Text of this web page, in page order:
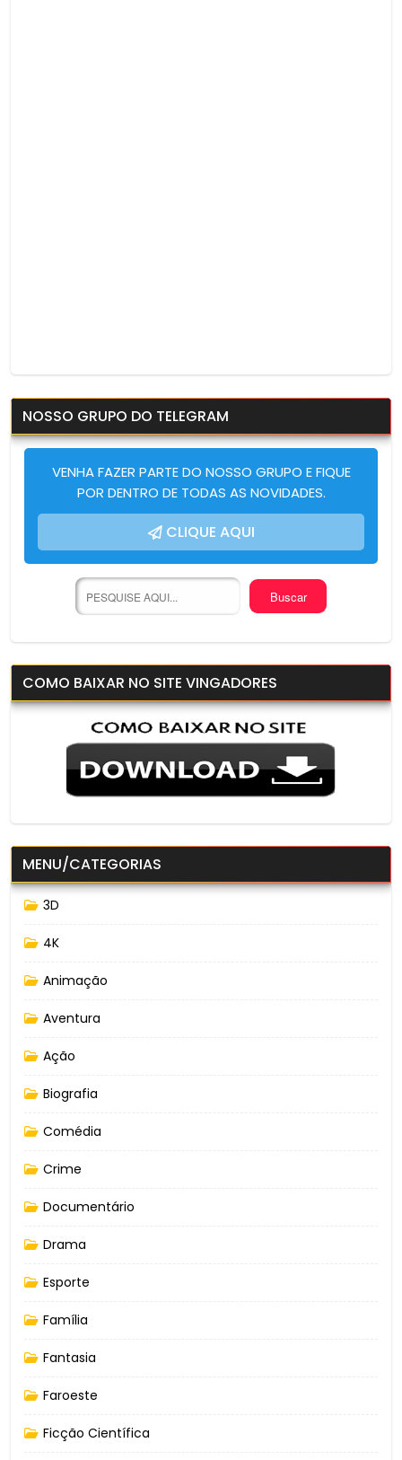
NOSSO GRUPO DO TELEGRAM
VENHA FAZER PARTE DO NOSSO GRUPO E FIQUE
POR DENTRO DE TODAS AS NOVIDADES.
CLIQUE AQUI
COMO BAIXAR NO SITE VINGADORES
MENU/CATEGORIAS
3D
4K
Animação
Aventura
Ação
Biografia
Comédia
Crime
Documentário
Drama
Esporte
Família
Fantasia
Faroeste
Ficção Científica